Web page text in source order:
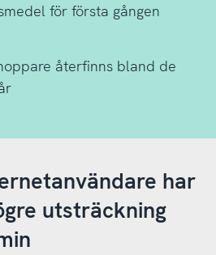
för första gången
återfinns bland de
har
utsträckning